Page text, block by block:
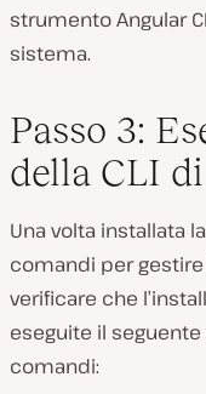
strumento Angular
sistema.
Passo 3:
della CLI
Una volta installata
comandi per gestire
verificare che
eseguite il
comandi: